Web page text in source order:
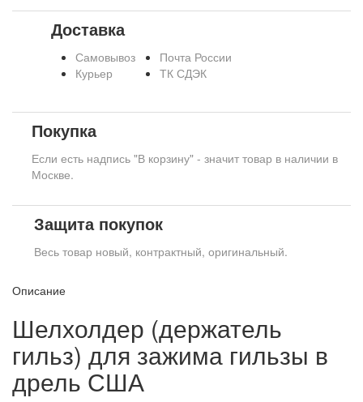
Доставка
Самовывоз
Курьер
Почта России
ТК СДЭК
Покупка
Если есть надпись "В корзину" - значит товар в наличии в
Москве.
Защита покупок
Весь товар новый, контрактный, оригинальный.
Описание
Шелхолдер (держатель
гильз) для зажима гильзы в
дрель США